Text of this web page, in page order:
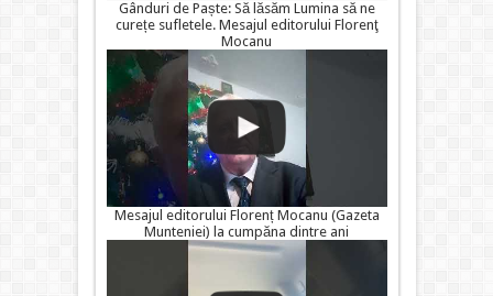
Gânduri de Paște: Să lăsăm Lumina să ne
curețe sufletele. Mesajul editorului Florenţ
Mocanu
Mesajul editorului Florenț Mocanu (Gazeta
Munteniei) la cumpăna dintre ani